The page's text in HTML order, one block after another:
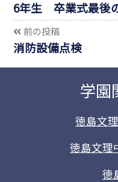
6年生 卒業式最後
前の投稿
消防設備点検
学園
徳島文
徳島文理
徳